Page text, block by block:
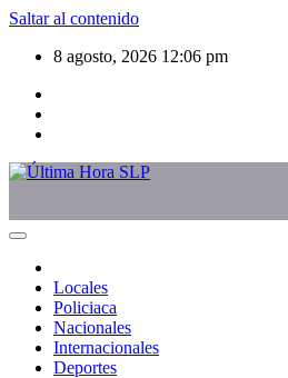
Saltar al contenido
8 agosto, 2026 12:06 pm
Locales
Policiaca
Nacionales
Internacionales
Deportes